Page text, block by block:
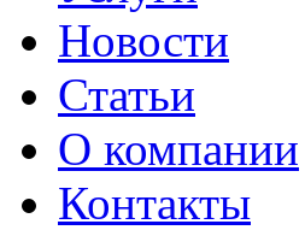
Новости
Статьи
О компании
Контакты